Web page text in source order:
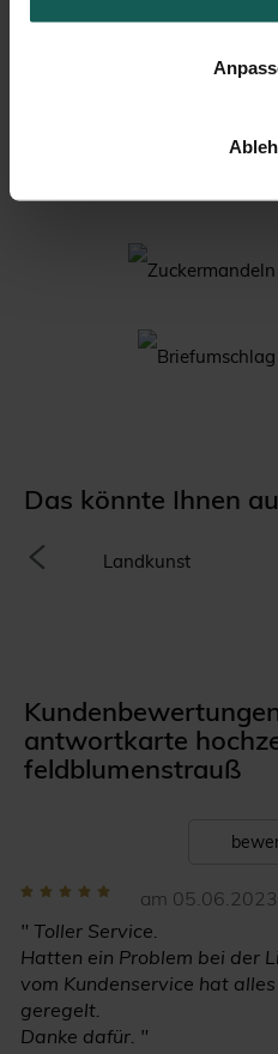
Das könnte Ihnen
Landkunst
antwortkarte
feldblumenstrauß
am 05.06.2023
" Toller Service.
Hatten ein Problem bei der
vom Kundenservice hat
geregelt.
Danke dafür. "